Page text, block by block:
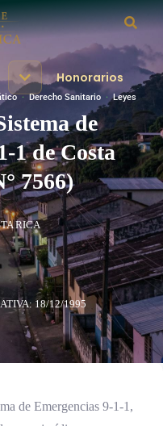
Honorarios
·Derecho Sanitario ·Leyes
de
1 de Costa
7566)
RICA
18/12/1995
de Emergencias 9‑1‑1,